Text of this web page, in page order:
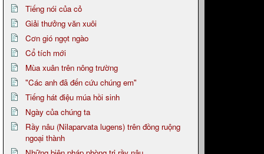
Tiếng nói của cỏ
Giải thưởng văn xuôi
Cơn gió ngọt ngào
Cổ tích mới
Mùa xuân trên nông trường
"Các anh đã đến cứu chúng em"
Tiếng hát điệu múa hồi sinh
Ngày của chúng ta
Rầy nâu (Nilaparvata lugens) trên đồng ruộng
ngoại thành